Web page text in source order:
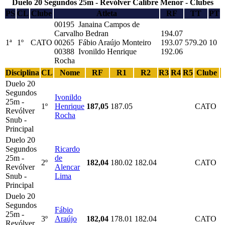
Duelo 20 Segundos 25m - Revólver Calibre Menor - Clubes
PS CL Clube Atleta RF TT PT
1ª 1º CATO
00195 Janaina Campos de
Carvalho Bedran
00265 Fábio Araújo Monteiro
00388 Ivonildo Henrique
Rocha
194.07
193.07
192.06
579.20 10
Disciplina CL Nome RF R1 R2 R3 R4 R5 Clube
Duelo 20
Segundos
25m -
Revólver
Snub -
Principal
1º
Ivonildo
Henrique
Rocha
187,05 187.05 CATO
Duelo 20
Segundos
25m -
Revólver
Snub -
Principal
2º
Ricardo
de
Alencar
Lima
182,04 180.02 182.04 CATO
Duelo 20
Segundos
25m -
Revólver
3º
Fábio
Araújo
182,04 178.01 182.04 CATO